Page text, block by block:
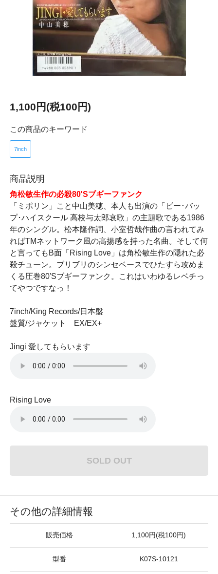
1,100円(税100円)
この商品のキーワード
7inch
商品説明
角松敏生作の必殺80'Sブギーファンク
「ミポリン」こと中山美穂、本人も出演の「ビー･バッ
プ･ハイスクール 高校与太郎哀歌」の主題歌である1986
年のシングル。松本隆作詞、小室哲哉作曲の言われてみ
ればTMネットワーク風の高揚感を持った名曲。そして何
と言ってもB面「Rising Love」は角松敏生作の隠れた必
殺チューン。ブリブリのシンセベースでひたすら攻めま
くる圧巻80'Sブギーファンク。これはいわゆるレベチっ
てやつですなっ！
7inch/King Records/日本盤
盤質/ジャケット EX/EX+
Jingi 愛してもらいます
Rising Love
SOLD OUT
その他の詳細情報
販売価格 1,100円(税100円)
型番 K07S-10121